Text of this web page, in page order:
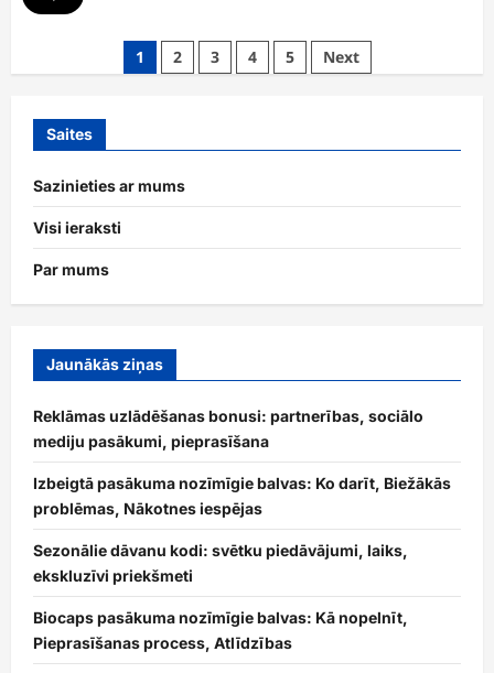
1 2 3 4 5 Next
Saites
Sazinieties ar mums
Visi ieraksti
Par mums
Jaunākās ziņas
Reklāmas uzlādēšanas bonusi: partnerības, sociālo
mediju pasākumi, pieprasīšana
Izbeigtā pasākuma nozīmīgie balvas: Ko darīt, Biežākās
problēmas, Nākotnes iespējas
Sezonālie dāvanu kodi: svētku piedāvājumi, laiks,
ekskluzīvi priekšmeti
Biocaps pasākuma nozīmīgie balvas: Kā nopelnīt,
Pieprasīšanas process, Atlīdzības